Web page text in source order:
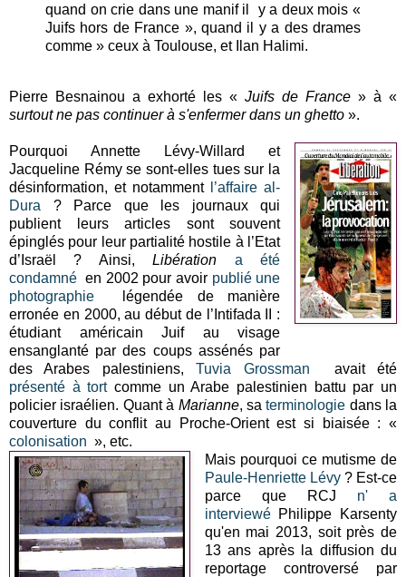
quand on crie dans une manif il y a deux mois «
Juifs hors de France », quand il y a des drames
comme » ceux à Toulouse, et Ilan Halimi.
Pierre Besnainou a exhorté les « Juifs de France » à «
surtout ne pas continuer à s'enfermer dans un ghetto ».
Pourquoi Annette Lévy-Willard et
Jacqueline Rémy se sont-elles tues sur la
désinformation, et notamment
l’affaire al-
Dura ? Parce que les journaux qui
publient leurs articles sont souvent
épinglés pour leur partialité hostile à l’Etat
d’Israël ? Ainsi,Libération
a été
condamné en 2002 pour avoir publié une
photographie légendée de manière
erronée en 2000, au début de l’Intifada II :
étudiant américain Juif au visage
ensanglanté par des coups assénés par
des Arabes palestiniens,Tuvia Grossman avait été
présenté à tortcomme un Arabe palestinien battu par un
policier israélien. Quant à Marianne, saterminologie dans la
couverture du conflit au Proche-Orient est si biaisée : «
colonisation », etc.
Mais pourquoi ce mutisme de
Paule-Henriette Lévy? Est-ce
parce que RCJ n' a
interviewéPhilippe Karsenty
qu'en mai 2013, soit près de
13 ans après la diffusion du
reportage controversé par